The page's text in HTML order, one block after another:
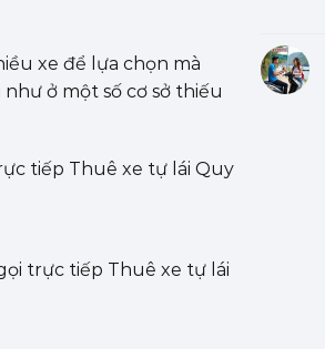
xe để lựa chọn mà
ở một số cơ sở thiếu
tiếp Thuê xe tự lái Quy
trực tiếp Thuê xe tự lái